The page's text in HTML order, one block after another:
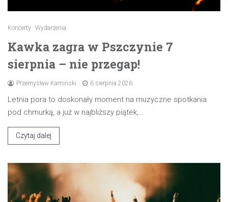
Koncerty Wydarzenia
Kawka zagra w Pszczynie 7
sierpnia – nie przegap!
Przemysław Kamiński 6 sierpnia 2026
Letnia pora to doskonały moment na muzyczne spotkania
pod chmurką, a już w najbliższy piątek,…
Czytaj dalej